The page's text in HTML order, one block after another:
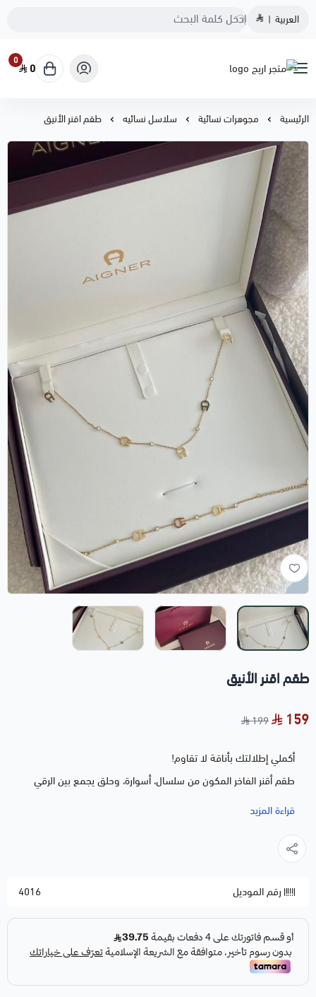
العربية |
متجر اريج
0
0
الرئيسية مجوهرات نسائية سلاسل نسائيه طقم اقنر الأنيق
طقم اقنر الأنيق
159
199
أكملي إطلالتك بأناقة لا تقاوم!
طقم أقنر الفاخر المكون من سلسال، أسوارة، وحلق يجمع بين الرقي
والجمال في تصميم عصري متقن.
مصنوع من خامات عالية الجودة لمظهر دائم يبهر الأنظار في كل
مثالي لك أو كهدية راقية لمن تحبين!
الملحقات الإضافية يمكنك طلبها من الخيارات المتاحة أثناء
الشراء.
قراءة المزيد
رقم الموديل 4016